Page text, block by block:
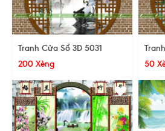
Tranh Cửa Sổ 3D 5031
200 Xèng
50